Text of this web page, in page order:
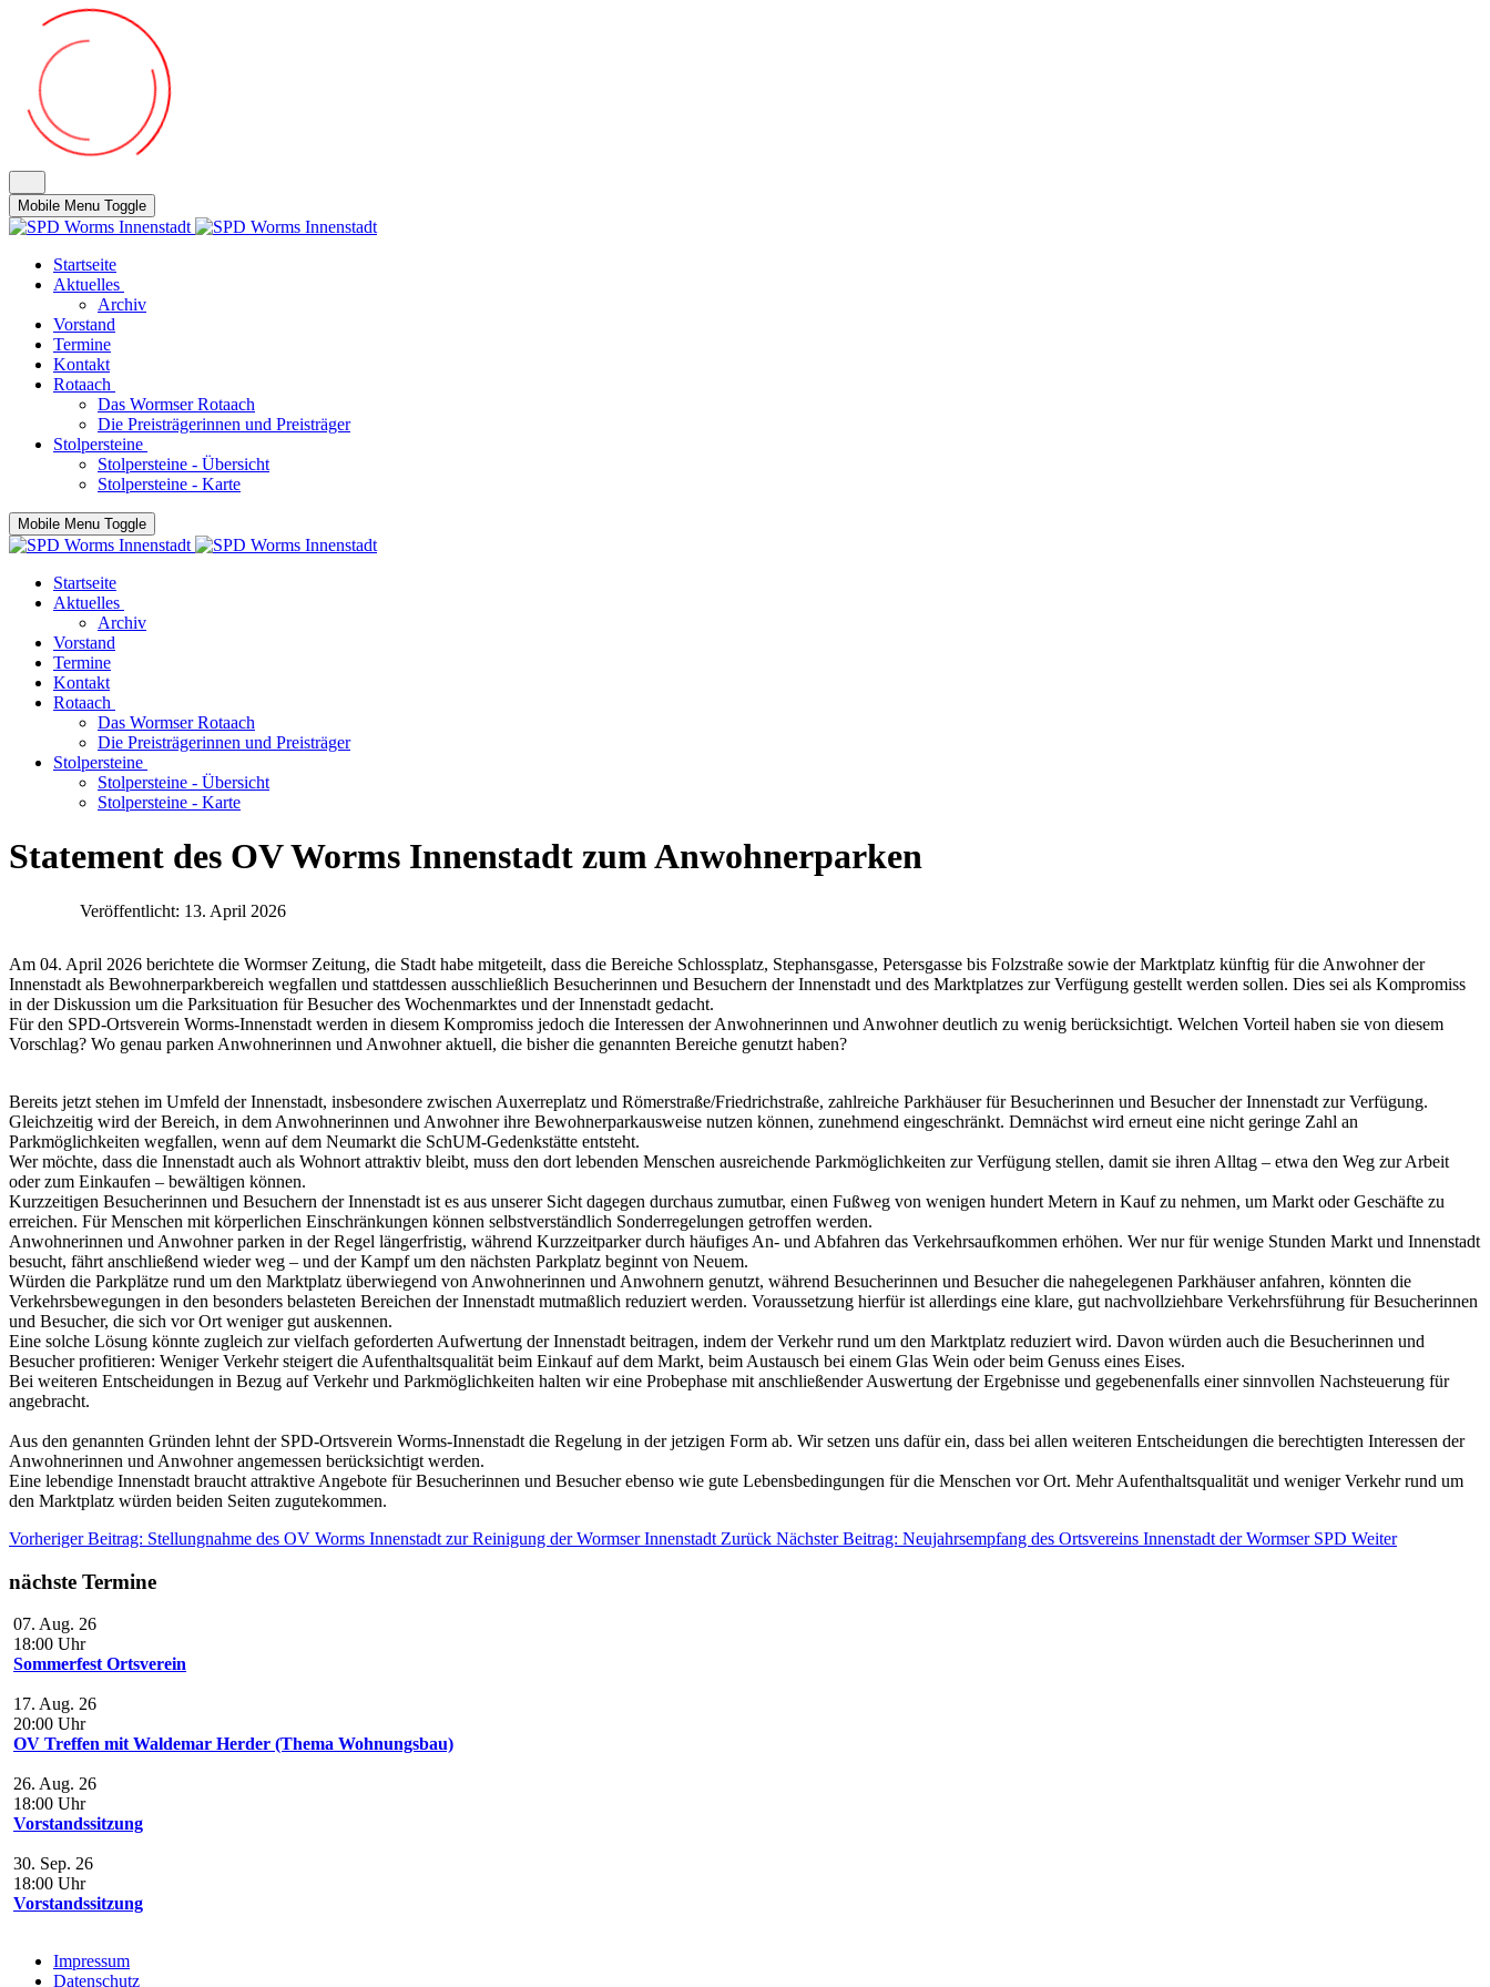
Mobile Menu Toggle
Startseite
Aktuelles
Archiv
Vorstand
Termine
Kontakt
Rotaach
Das Wormser Rotaach
Die Preisträgerinnen und Preisträger
Stolpersteine
Stolpersteine - Übersicht
Stolpersteine - Karte
Mobile Menu Toggle
Startseite
Aktuelles
Archiv
Vorstand
Termine
Kontakt
Rotaach
Das Wormser Rotaach
Die Preisträgerinnen und Preisträger
Stolpersteine
Stolpersteine - Übersicht
Stolpersteine - Karte
Statement des OV Worms Innenstadt zum Anwohnerparken
Veröffentlicht: 13. April 2026
Am 04. April 2026 berichtete die Wormser Zeitung, die Stadt habe mitgeteilt, dass die Bereiche Schlossplatz, Stephansgasse, Petersgasse bis Folzstraße sowie der Marktplatz künftig für die Anwohner der
Innenstadt als Bewohnerparkbereich wegfallen und stattdessen ausschließlich Besucherinnen und Besuchern der Innenstadt und des Marktplatzes zur Verfügung gestellt werden sollen. Dies sei als Kompromiss
in der Diskussion um die Parksituation für Besucher des Wochenmarktes und der Innenstadt gedacht.
Für den SPD-Ortsverein Worms-Innenstadt werden in diesem Kompromiss jedoch die Interessen der Anwohnerinnen und Anwohner deutlich zu wenig berücksichtigt. Welchen Vorteil haben sie von diesem
Vorschlag? Wo genau parken Anwohnerinnen und Anwohner aktuell, die bisher die genannten Bereiche genutzt haben?
Bereits jetzt stehen im Umfeld der Innenstadt, insbesondere zwischen Auxerreplatz und Römerstraße/Friedrichstraße, zahlreiche Parkhäuser für Besucherinnen und Besucher der Innenstadt zur Verfügung.
Gleichzeitig wird der Bereich, in dem Anwohnerinnen und Anwohner ihre Bewohnerparkausweise nutzen können, zunehmend eingeschränkt. Demnächst wird erneut eine nicht geringe Zahl an
Parkmöglichkeiten wegfallen, wenn auf dem Neumarkt die SchUM-Gedenkstätte entsteht.
Wer möchte, dass die Innenstadt auch als Wohnort attraktiv bleibt, muss den dort lebenden Menschen ausreichende Parkmöglichkeiten zur Verfügung stellen, damit sie ihren Alltag – etwa den Weg zur Arbeit
oder zum Einkaufen – bewältigen können.
Kurzzeitigen Besucherinnen und Besuchern der Innenstadt ist es aus unserer Sicht dagegen durchaus zumutbar, einen Fußweg von wenigen hundert Metern in Kauf zu nehmen, um Markt oder Geschäfte zu
erreichen. Für Menschen mit körperlichen Einschränkungen können selbstverständlich Sonderregelungen getroffen werden.
Anwohnerinnen und Anwohner parken in der Regel längerfristig, während Kurzzeitparker durch häufiges An- und Abfahren das Verkehrsaufkommen erhöhen. Wer nur für wenige Stunden Markt und Innenstadt
besucht, fährt anschließend wieder weg – und der Kampf um den nächsten Parkplatz beginnt von Neuem.
Würden die Parkplätze rund um den Marktplatz überwiegend von Anwohnerinnen und Anwohnern genutzt, während Besucherinnen und Besucher die nahegelegenen Parkhäuser anfahren, könnten die
Verkehrsbewegungen in den besonders belasteten Bereichen der Innenstadt mutmaßlich reduziert werden. Voraussetzung hierfür ist allerdings eine klare, gut nachvollziehbare Verkehrsführung für Besucherinnen
und Besucher, die sich vor Ort weniger gut auskennen.
Eine solche Lösung könnte zugleich zur vielfach geforderten Aufwertung der Innenstadt beitragen, indem der Verkehr rund um den Marktplatz reduziert wird. Davon würden auch die Besucherinnen und
Besucher profitieren: Weniger Verkehr steigert die Aufenthaltsqualität beim Einkauf auf dem Markt, beim Austausch bei einem Glas Wein oder beim Genuss eines Eises.
Bei weiteren Entscheidungen in Bezug auf Verkehr und Parkmöglichkeiten halten wir eine Probephase mit anschließender Auswertung der Ergebnisse und gegebenenfalls einer sinnvollen Nachsteuerung für
angebracht.
Aus den genannten Gründen lehnt der SPD-Ortsverein Worms-Innenstadt die Regelung in der jetzigen Form ab. Wir setzen uns dafür ein, dass bei allen weiteren Entscheidungen die berechtigten Interessen der
Anwohnerinnen und Anwohner angemessen berücksichtigt werden.
Eine lebendige Innenstadt braucht attraktive Angebote für Besucherinnen und Besucher ebenso wie gute Lebensbedingungen für die Menschen vor Ort. Mehr Aufenthaltsqualität und weniger Verkehr rund um
den Marktplatz würden beiden Seiten zugutekommen.
Vorheriger Beitrag: Stellungnahme des OV Worms Innenstadt zur Reinigung der Wormser Innenstadt Zurück Nächster Beitrag: Neujahrsempfang des Ortsvereins Innenstadt der Wormser SPD Weiter
nächste Termine
07. Aug. 26
18:00 Uhr
Sommerfest Ortsverein
17. Aug. 26
20:00 Uhr
OV Treffen mit Waldemar Herder (Thema Wohnungsbau)
26. Aug. 26
18:00 Uhr
Vorstandssitzung
30. Sep. 26
18:00 Uhr
Vorstandssitzung
Impressum
Datenschutz